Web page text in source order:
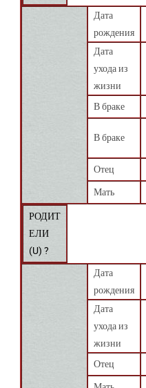
Дата
рождения
Дата
ухода из
жизни
В браке
В браке
Отец
Мать
РОДИТ
ЕЛИ
(U) ?
Дата
рождения
Дата
ухода из
жизни
Отец